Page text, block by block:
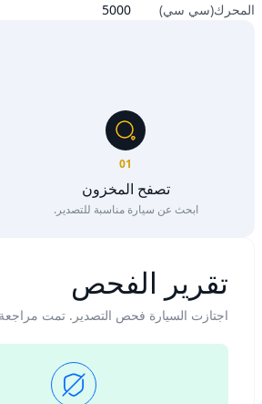
المحرك(سي سي)
5000
01
تصفح المخزون
ابحث عن سيارة مناسبة للتصدير.
تقرير الفحص
اجتازت السيارة فحص التصدير. تمت